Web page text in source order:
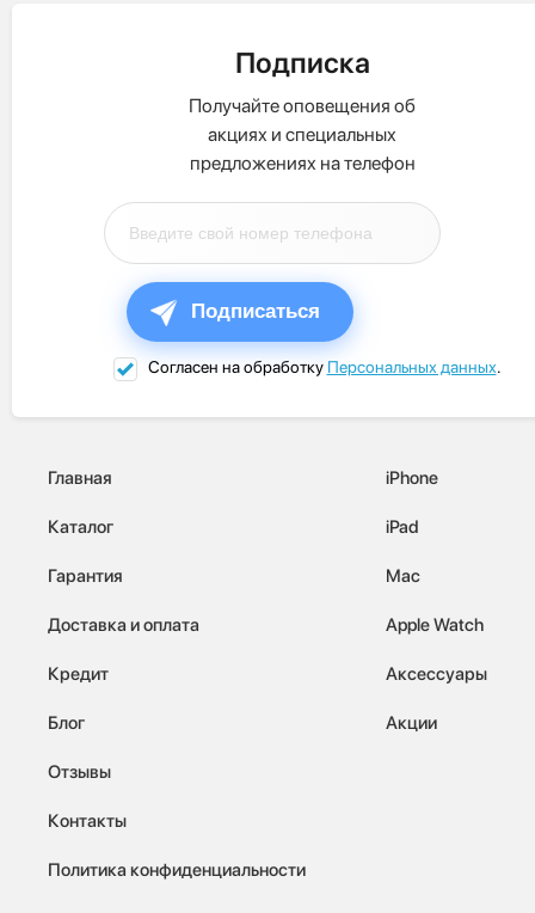
Подписка
Получайте оповещения об
акциях и специальных
предложениях на телефон
Подписаться
Согласен на обработку Персональных данных.
Главная
Каталог
Гарантия
Доставка и оплата
Кредит
Блог
Отзывы
Контакты
Политика конфиденциальности
iPhone
iPad
Mac
Apple Watch
Аксессуары
Акции